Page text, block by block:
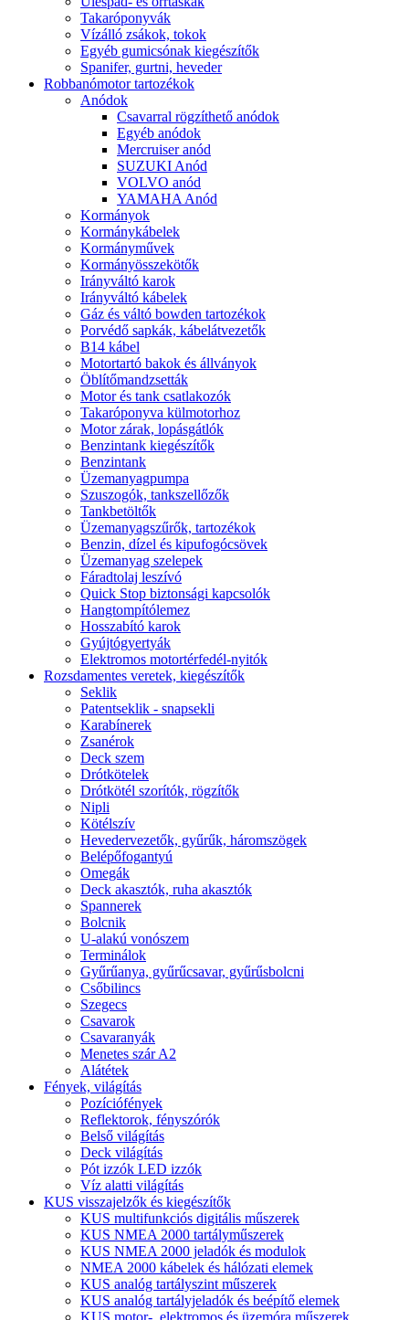
Takaróponyvák
Vízálló zsákok, tokok
Egyéb gumicsónak kiegészítők
Spanifer, gurtni, heveder
Robbanómotor tartozékok
Anódok
Csavarral rögzíthető anódok
Egyéb anódok
Mercruiser anód
SUZUKI Anód
VOLVO anód
YAMAHA Anód
Kormányok
Kormánykábelek
Kormányművek
Kormányösszekötők
Irányváltó karok
Irányváltó kábelek
Gáz és váltó bowden tartozékok
Porvédő sapkák, kábelátvezetők
B14 kábel
Motortartó bakok és állványok
Öblítőmandzsetták
Motor és tank csatlakozók
Takaróponyva külmotorhoz
Motor zárak, lopásgátlók
Benzintank kiegészítők
Benzintank
Üzemanyagpumpa
Szuszogók, tankszellőzők
Tankbetöltők
Üzemanyagszűrők, tartozékok
Benzin, dízel és kipufogócsövek
Üzemanyag szelepek
Fáradtolaj leszívó
Quick Stop biztonsági kapcsolók
Hangtompítólemez
Hosszabító karok
Gyújtógyertyák
Elektromos motortérfedél-nyitók
Rozsdamentes veretek, kiegészítők
Seklik
Patentseklik - snapsekli
Karabínerek
Zsanérok
Deck szem
Drótkötelek
Drótkötél szorítók, rögzítők
Nipli
Kötélszív
Hevedervezetők, gyűrűk, háromszögek
Belépőfogantyú
Omegák
Deck akasztók, ruha akasztók
Spannerek
Bolcnik
U-alakú vonószem
Terminálok
Gyűrűanya, gyűrűcsavar, gyűrűsbolcni
Csőbilincs
Szegecs
Csavarok
Csavaranyák
Menetes szár A2
Alátétek
Fények, világítás
Pozíciófények
Reflektorok, fényszórók
Belső világítás
Deck világítás
Pót izzók LED izzók
Víz alatti világítás
KUS visszajelzők és kiegészítők
KUS multifunkciós digitális műszerek
KUS NMEA 2000 tartályműszerek
KUS NMEA 2000 jeladók és modulok
NMEA 2000 kábelek és hálózati elemek
KUS analóg tartályszint műszerek
KUS analóg tartályjeladók és beépítő elemek
KUS motor-, elektromos és üzemóra műszerek